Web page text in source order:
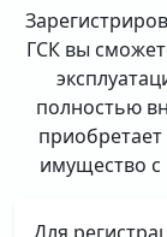
ГСК вы
полностью
имущество с